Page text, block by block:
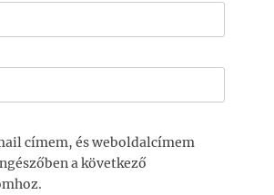
címem, és weboldalcímem
a következő